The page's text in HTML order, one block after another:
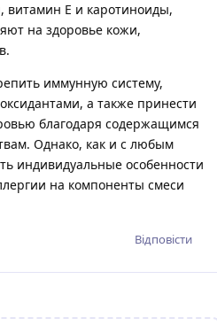
Е и каротиноиды,
на здоровье кожи,
иммунную систему,
а также принести
благодаря содержащимся
Однако, как и с любым
индивидуальные особенности
на компоненты смеси
Відповісти